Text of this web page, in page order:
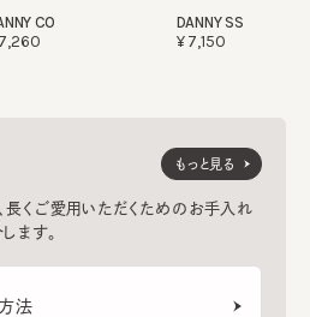
CO
¥7,260
DANNY SS
¥7,150
くご愛用いただくためのお手入れ
ます。
法
もっと見る